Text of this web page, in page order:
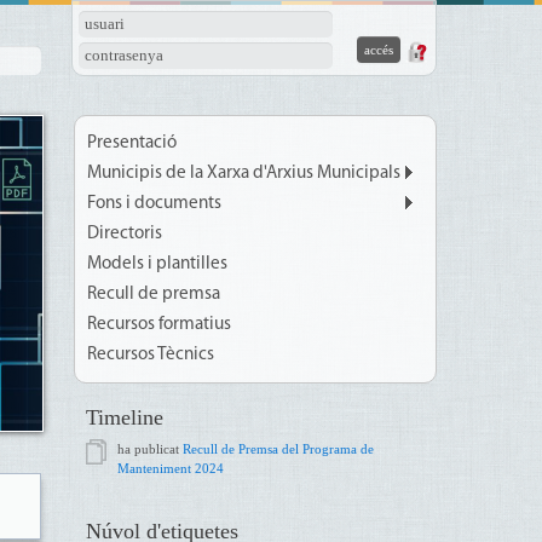
usuari
contrasenya
Presentació
Municipis de la Xarxa d'Arxius Municipals
Fons i documents
Directoris
Models i plantilles
Recull de premsa
Recursos formatius
Recursos Tècnics
Timeline
ha publicat Recull de Premsa del Programa de
Manteniment 2024
Núvol d'etiquetes